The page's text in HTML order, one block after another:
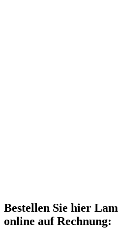
Bestellen Sie hier
online auf Rechnung: